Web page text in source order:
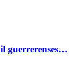
guerrerenses…